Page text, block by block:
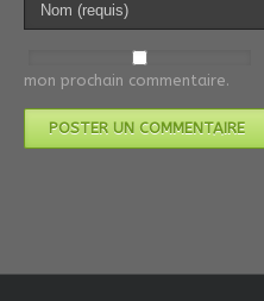
mon prochain commentaire.